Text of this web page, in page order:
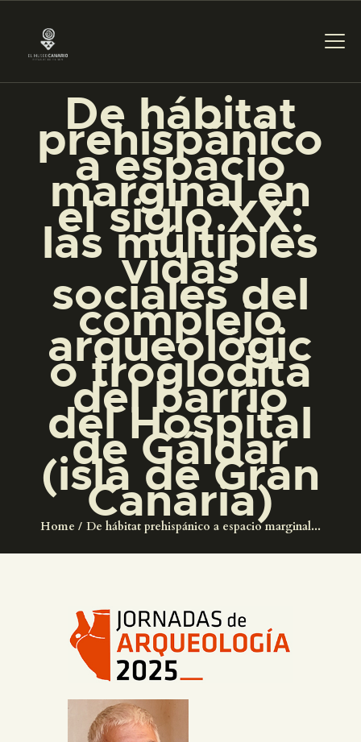
De hábitat
prehispánico
a espacio
marginal en
el siglo XX:
las múltiples
vidas
sociales del
complejo
arqueológic
o troglodita
del barrio
del Hospital
de Gáldar
(isla de Gran
Canaria)
Home De hábitat prehispánico a espacio marginal...
PREPARAR LA VISITA
ACTIVIDADES
█
EL MUSEO
COLECCIONES
DIDÁCTICA
ESPAÑOL
PREPARAR LA VISITA
ACTIVIDADES
EL MUSEO
COLECCIONES
DIDÁCTICA